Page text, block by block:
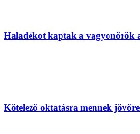
Haladékot kaptak a vagyonőrök
Kötelező oktatásra mennek